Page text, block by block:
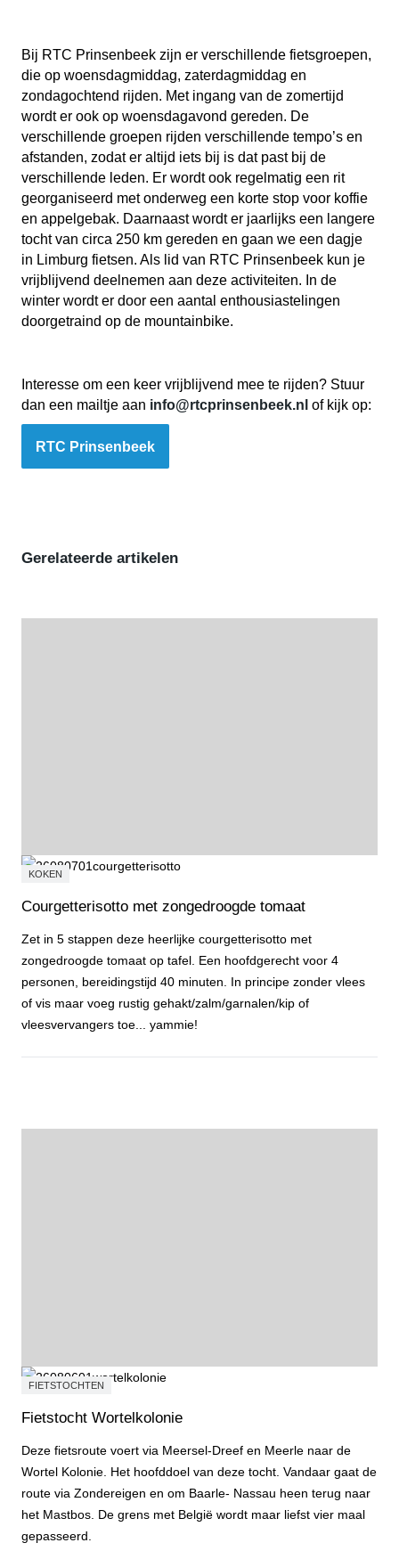
Bij RTC Prinsenbeek zijn er verschillende fietsgroepen,
die op woensdagmiddag, zaterdagmiddag en
zondagochtend rijden. Met ingang van de zomertijd
wordt er ook op woensdagavond gereden. De
verschillende groepen rijden verschillende tempo’s en
afstanden, zodat er altijd iets bij is dat past bij de
verschillende leden. Er wordt ook regelmatig een rit
georganiseerd met onderweg een korte stop voor koffie
en appelgebak. Daarnaast wordt er jaarlijks een langere
tocht van circa 250 km gereden en gaan we een dagje
in Limburg fietsen. Als lid van RTC Prinsenbeek kun je
vrijblijvend deelnemen aan deze activiteiten. In de
winter wordt er door een aantal enthousiastelingen
doorgetraind op de mountainbike.
Interesse om een keer vrijblijvend mee te rijden? Stuur
dan een mailtje aan info@rtcprinsenbeek.nl of kijk op:
RTC Prinsenbeek
Gerelateerde artikelen
KOKEN
Courgetterisotto met zongedroogde tomaat
Zet in 5 stappen deze heerlijke courgetterisotto met
zongedroogde tomaat op tafel. Een hoofdgerecht voor 4
personen, bereidingstijd 40 minuten. In principe zonder vlees
of vis maar voeg rustig gehakt/zalm/garnalen/kip of
vleesvervangers toe... yammie!
FIETSTOCHTEN
Fietstocht Wortelkolonie
Deze fietsroute voert via Meersel-Dreef en Meerle naar de
Wortel Kolonie. Het hoofddoel van deze tocht. Vandaar gaat de
route via Zondereigen en om Baarle- Nassau heen terug naar
het Mastbos. De grens met België wordt maar liefst vier maal
gepasseerd.